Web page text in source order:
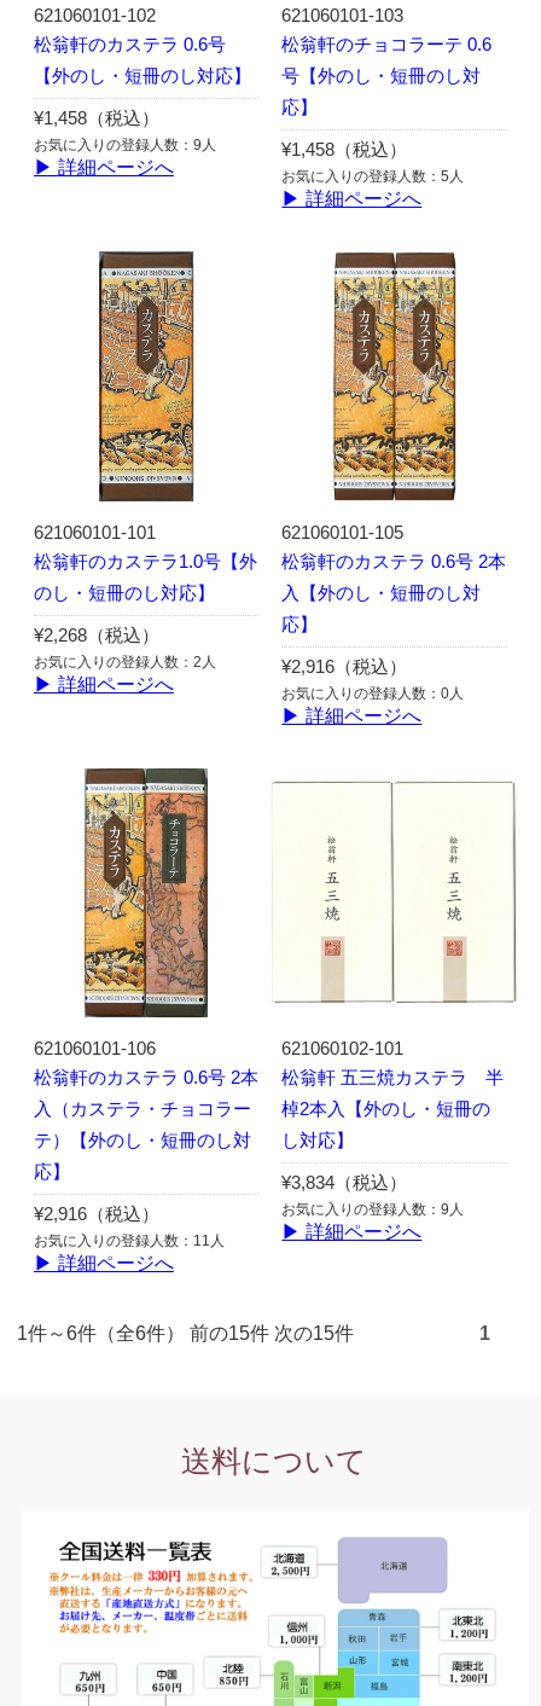
621060101-102
松翁軒のカステラ 0.6号
【外のし・短冊のし対応】
¥1,458（税込）
お気に入りの登録人数：9人
▶ 詳細ページへ
621060101-103
松翁軒のチョコラーテ 0.6
号【外のし・短冊のし対
応】
¥1,458（税込）
お気に入りの登録人数：5人
▶ 詳細ページへ
621060101-101
松翁軒のカステラ1.0号【外
のし・短冊のし対応】
¥2,268（税込）
お気に入りの登録人数：2人
▶ 詳細ページへ
621060101-105
松翁軒のカステラ 0.6号 2本
入【外のし・短冊のし対
応】
¥2,916（税込）
お気に入りの登録人数：0人
▶ 詳細ページへ
621060101-106
松翁軒のカステラ 0.6号 2本
入（カステラ・チョコラー
テ）【外のし・短冊のし対
応】
¥2,916（税込）
お気に入りの登録人数：11人
▶ 詳細ページへ
621060102-101
松翁軒 五三焼カステラ 半
棹2本入【外のし・短冊の
し対応】
¥3,834（税込）
お気に入りの登録人数：9人
▶ 詳細ページへ
1件～6件（全6件） 前の15件 次の15件 1
送料について